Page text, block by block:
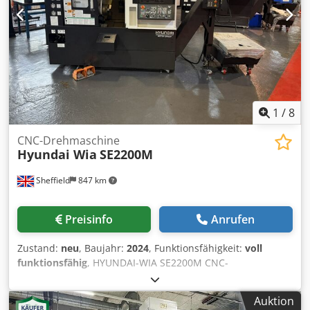
Spaeneforderer Renishaw-ready Bj 2007 Gewicht 7500 kgs
Drehpaket: Max Durchm. 65mm U/min: 15 / 4500 Max 42,5
KW / 90 Nm. Hydraulic clamping 800 Nm. Bar loader ILS-
RBK- 10012 65 Diameters min/max 5/65 mm L= 600-1200
mm Cedpfsgph Rnex Ap Esha Highspeed 60m/min. Spindle
20-12.000 min.’ – 140 Nm.12.000 RPM 12,5 KW/Max 34kW
Swivelling head CNC contrlled ± 100° Maschine unter
Strom in unserem Lager. Mimu Werkzeugmaschinen
(Italien)
1 /8
Sheffield 847 km
CNC-Drehmaschine
Hyundai Wia SE2200M
Preisinfo Anrufen
Zustand: neu, Baujahr: 2024, Funktionsfähigkeit: voll
funktionsfähig, HYUNDAI-WIA SE2200M CNC-
Drehmaschine mit FANUC 0iT PLUS Steuerung und C-Achse
MASCHINENAUFBAU & EIGENSCHAFTEN  8"
Standardspannfutter.  30° Schrägbett in einem Stück aus
Auktion